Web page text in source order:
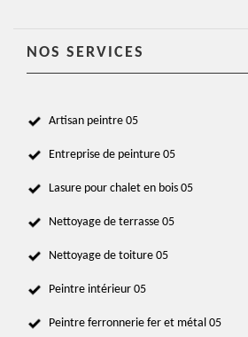
NOS SERVICES
Artisan peintre 05
Entreprise de peinture 05
Lasure pour chalet en bois 05
Nettoyage de terrasse 05
Nettoyage de toiture 05
Peintre intérieur 05
Peintre ferronnerie fer et métal 05